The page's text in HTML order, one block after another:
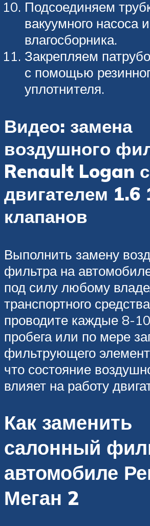
Подсоединяем
вакуумного насоса
влагосборника.
Закрепляем
с помощью
уплотнителя.
Видео: замена
воздушного
Renault Logan с
двигателем 1.6
клапанов
Выполнить замену
фильтра на
под силу любому
транспортного
проводите каждые 8-
пробега или по мере
фильтрующего
что состояние
влияет на работу
Как заменить
салонный
автомобиле
Меган 2